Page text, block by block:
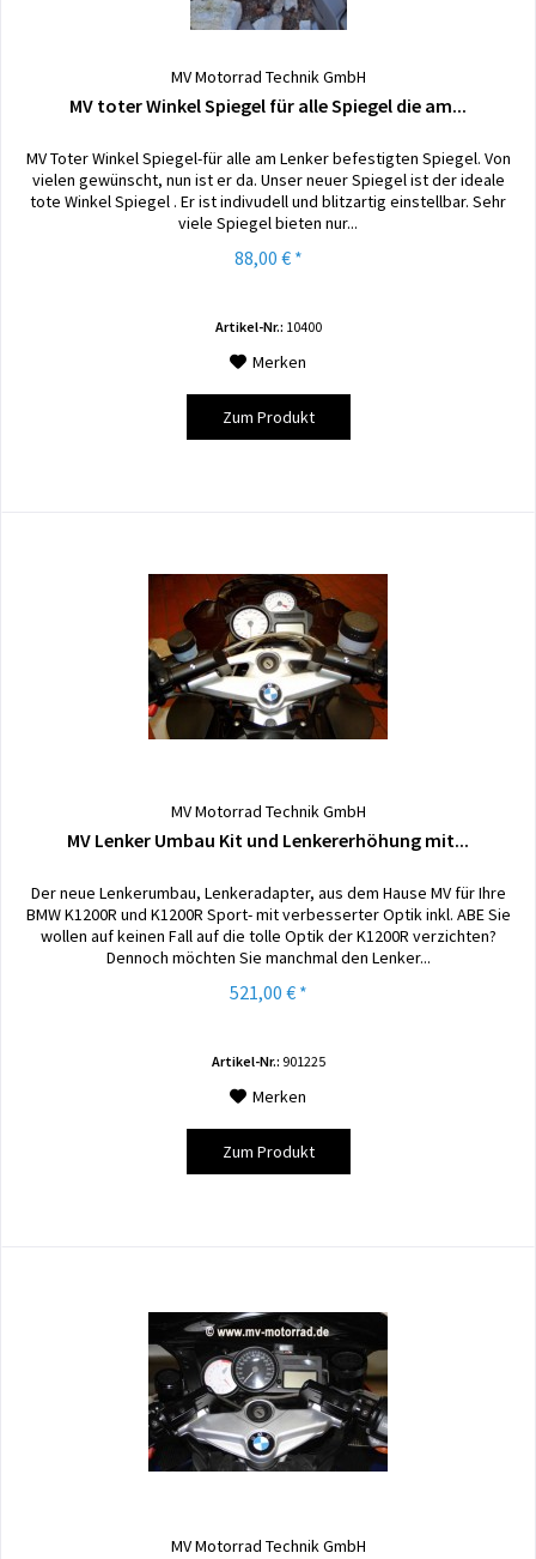
MV Motorrad Technik GmbH
MV toter Winkel Spiegel für alle Spiegel die am...
MV Toter Winkel Spiegel-für alle am Lenker befestigten Spiegel. Von
vielen gewünscht, nun ist er da. Unser neuer Spiegel ist der ideale
tote Winkel Spiegel . Er ist indivudell und blitzartig einstellbar. Sehr
viele Spiegel bieten nur...
88,00 € *
Artikel-Nr.: 10400
Merken
Zum Produkt
MV Motorrad Technik GmbH
MV Lenker Umbau Kit und Lenkererhöhung mit...
Der neue Lenkerumbau, Lenkeradapter, aus dem Hause MV für Ihre
BMW K1200R und K1200R Sport- mit verbesserter Optik inkl. ABE Sie
wollen auf keinen Fall auf die tolle Optik der K1200R verzichten?
Dennoch möchten Sie manchmal den Lenker...
521,00 € *
Artikel-Nr.: 901225
Merken
Zum Produkt
MV Motorrad Technik GmbH